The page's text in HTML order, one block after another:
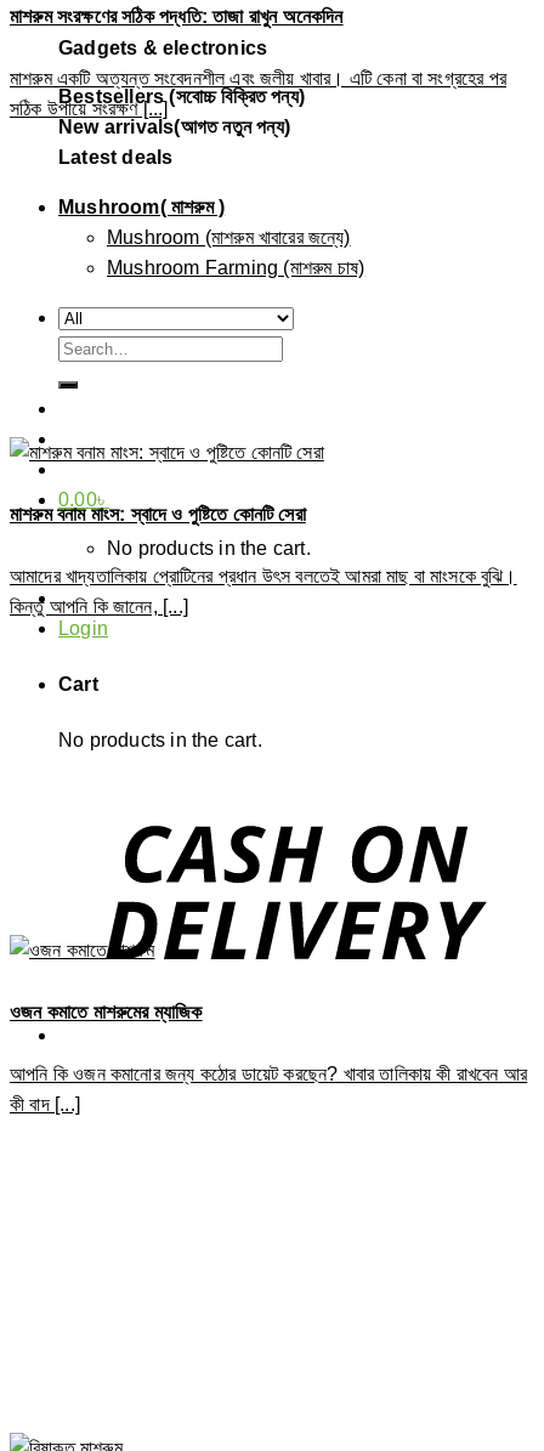
Gadgets & electronics
Bestsellers (সবোচ্চ বিক্রিত পন্য)
New arrivals(আগত নতুন পন্য)
Latest deals
Mushroom( মাশরুম )
Mushroom (মাশরুম খাবারের জন্যে)
Mushroom Farming (মাশরুম চাষ)
Search
for:
0.00৳
No products in the cart.
Login
Cart
No products in the cart.
মাশরুম সংরক্ষণের সঠিক পদ্ধতি: তাজা রাখুন অনেকদিন
মাশরুম একটি অত্যন্ত সংবেদনশীল এবং জলীয় খাবার। এটি কেনা বা সংগ্রহের পর
সঠিক উপায়ে সংরক্ষণ [...]
মাশরুম বনাম মাংস: স্বাদে ও পুষ্টিতে কোনটি সেরা
আমাদের খাদ্যতালিকায় প্রোটিনের প্রধান উৎস বলতেই আমরা মাছ বা মাংসকে বুঝি।
কিন্তু আপনি কি জানেন, [...]
ওজন কমাতে মাশরুমের ম্যাজিক
আপনি কি ওজন কমানোর জন্য কঠোর ডায়েট করছেন? খাবার তালিকায় কী রাখবেন আর
কী বাদ [...]